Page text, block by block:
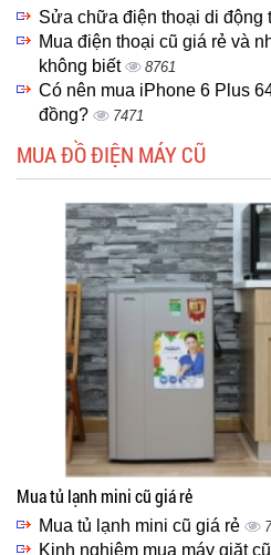
Sửa chữa điện thoại di động
Mua điện thoại cũ giá rẻ và
không biết
8761
Có nên mua iPhone 6 Plus
đồng?
7471
MUA ĐỒ ĐIỆN MÁY CŨ
Mua tủ lạnh mini cũ giá rẻ
Mua tủ lạnh mini cũ giá rẻ
Kinh nghiệm mua máy giặt